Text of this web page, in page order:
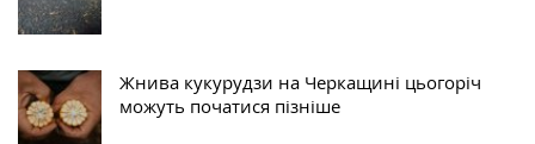
Жнива кукурудзи на Черкащині цьогоріч
можуть початися пізніше